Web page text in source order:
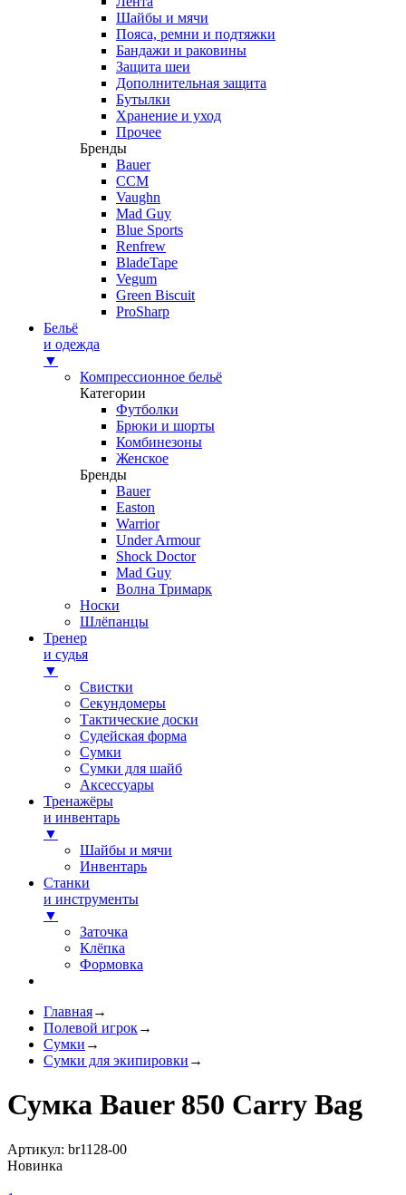
Шайбы и мячи
Пояса, ремни и подтяжки
Бандажи и раковины
Защита шеи
Дополнительная защита
Бутылки
Хранение и уход
Прочее
Бренды
Bauer
CCM
Vaughn
Mad Guy
Blue Sports
Renfrew
BladeTape
Vegum
Green Biscuit
ProSharp
Бельё
и одежда
▼
Компрессионное бельё
Категории
Футболки
Брюки и шорты
Комбинезоны
Женское
Бренды
Bauer
Easton
Warrior
Under Armour
Shock Doctor
Mad Guy
Волна Тримарк
Носки
Шлёпанцы
Тренер
и судья
▼
Свистки
Секундомеры
Тактические доски
Судейская форма
Сумки
Сумки для шайб
Аксессуары
Тренажёры
и инвентарь
▼
Шайбы и мячи
Инвентарь
Станки
и инструменты
▼
Заточка
Клёпка
Формовка
Главная→
Полевой игрок→
Сумки →
Сумки для экипировки →
Сумка Bauer 850 Carry Bag
Артикул: br1128-00
Новинка